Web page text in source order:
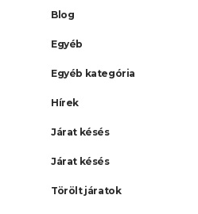
Blog
Egyéb
Egyéb kategória
Hírek
Járat késés
Járat késés
Törölt járatok